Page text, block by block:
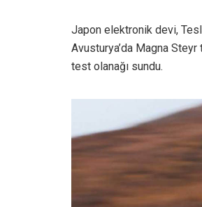
Japon elektronik devi,
Avusturya’da Magna
test olanağı sundu.